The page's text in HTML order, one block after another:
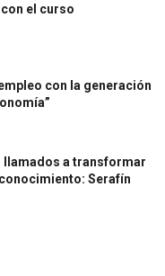
el curso
con la generación
llamados a transformar
Serafín